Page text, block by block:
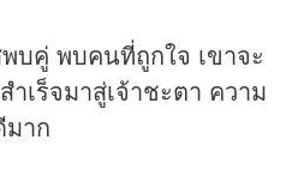
บคู่ พบคนที่ถูกใจ เขาจะ
เร็จมาสู่เจ้าชะตา ความ
าก